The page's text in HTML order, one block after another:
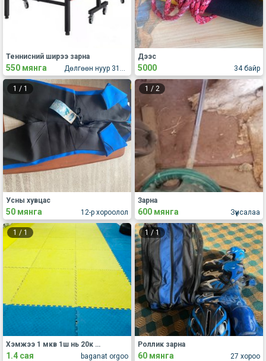
Теннисний ширээ зарна
550 мянга 34 байр
Дээс
5000
1 / 1
12-р хороолол
Усны хувцас
50 мянга
1 / 2
Зүүнсалаа
Зарна
600 мянга
1 /1
baganat orgoo
Хэмжээ 1 мкв 1ш нь 20к 70ш байгаа. Салгаж зарахгүй”
1.4 сая
1 /1
27 хороо
Роллик зарна
60 мянга